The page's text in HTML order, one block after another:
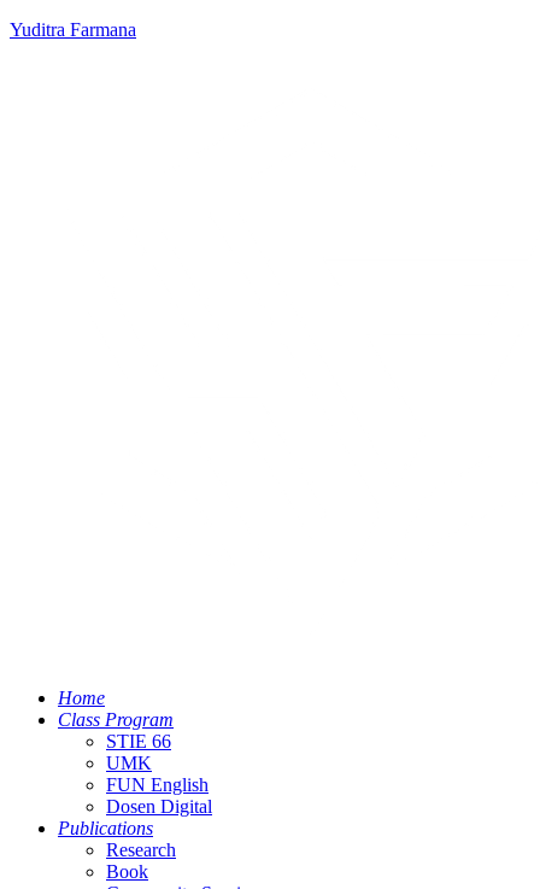
Yuditra Farmana
Home
Class Program
STIE 66
UMK
FUN English
Dosen Digital
Publications
Research
Book